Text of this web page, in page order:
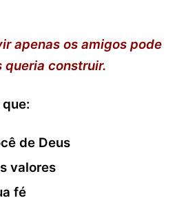
apenas os amigos pode
queria construir.
de Deus
valores
fé